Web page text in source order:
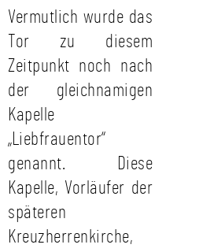
Vermutlich wurde das
Tor zu diesem
Zeitpunkt noch nach
der gleichnamigen
Kapelle
„Liebfrauentor“
genannt. Diese
Kapelle, Vorläufer der
späteren
Kreuzherrenkirche,